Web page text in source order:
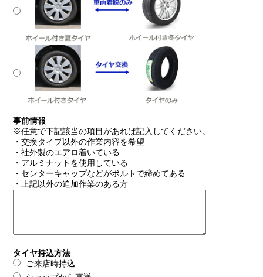
事前情報
※任意で下記該当の項目があれば記入してください。
・交換タイプ以外の作業内容を希望
・社外製のエアロ着いている
・アルミナットを使用している
・センターキャップなどがボルトで締めてある
・上記以外の追加作業のある方
タイヤ持込方法
ご来店時持込